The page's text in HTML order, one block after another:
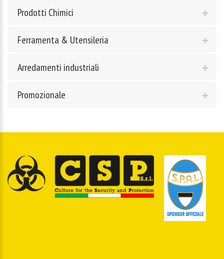
Prodotti Chimici
Ferramenta & Utensileria
Arredamenti industriali
Promozionale